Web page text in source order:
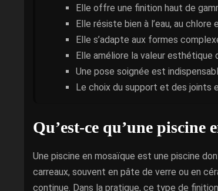
Elle offre une finition haut de
Elle résiste bien à l’eau, au chlore
Elle s’adapte aux formes
Elle améliore la valeur esthétique
Une pose soignée est
Le choix du support et des joints
Qu’est-ce qu’une piscine
Une piscine en mosaïque est une piscine
carreaux, souvent en pâte de verre ou en
continue. Dans la pratique, ce type de